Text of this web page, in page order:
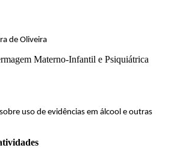
de Oliveira
Materno-Infantil e Psiquiátrica
uso de evidências em álcool e outras